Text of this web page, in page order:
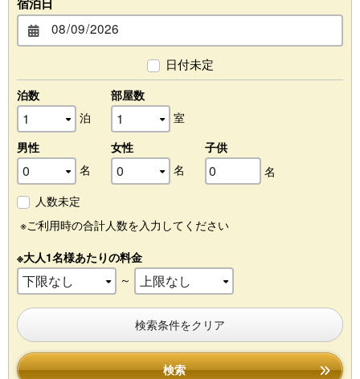
日付未定
泊数
泊
部屋数
室
男性
名
女性
名
子供
名
人数未定
※ご利用時の合計人数を入力してください
※大人1名様あたりの料金
～
検索条件をクリア
検索